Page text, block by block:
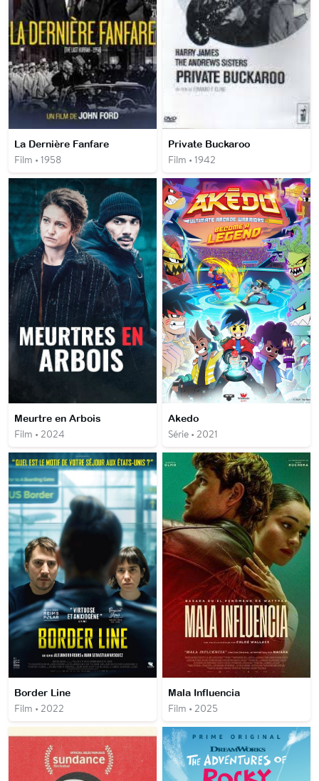
La Dernière Fanfare
Film • 1958
Private Buckaroo
Film • 1942
Meurtre en Arbois
Film • 2024
Akedo
Série • 2021
Border Line
Film • 2022
Mala Influencia
Film • 2025